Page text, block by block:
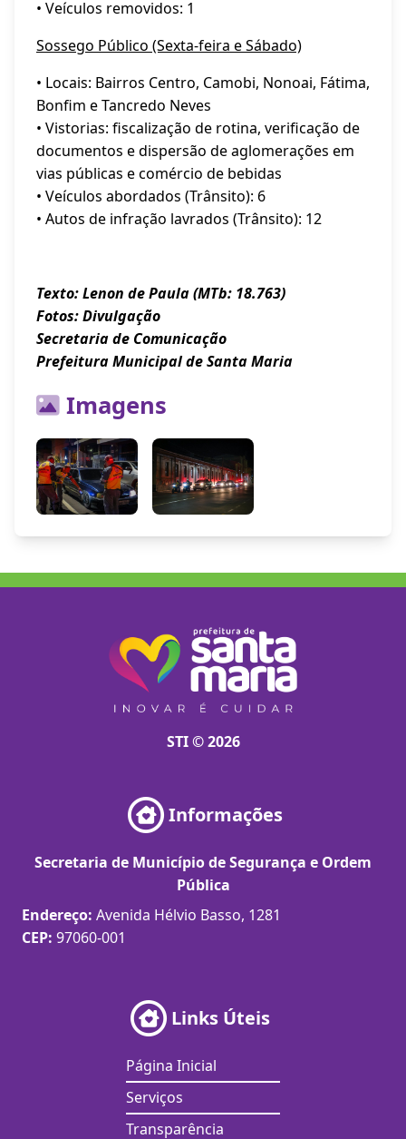
• Veículos removidos: 1
Sossego Público (Sexta-feira e Sábado)
• Locais: Bairros Centro, Camobi, Nonoai, Fátima,
Bonfim e Tancredo Neves
• Vistorias: fiscalização de rotina, verificação de
documentos e dispersão de aglomerações em
vias públicas e comércio de bebidas
• Veículos abordados (Trânsito): 6
• Autos de infração lavrados (Trânsito): 12
Texto: Lenon de Paula (MTb: 18.763)
Fotos: Divulgação
Secretaria de Comunicação
Prefeitura Municipal de Santa Maria
Imagens
STI © 2026
Informações
Secretaria de Município de Segurança e Ordem
Pública
Endereço: Avenida Hélvio Basso, 1281
CEP: 97060-001
Links Úteis
Página Inicial
Serviços
Transparência